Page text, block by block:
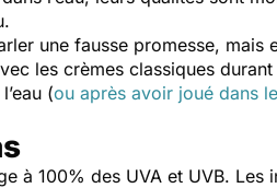
une fausse promesse,
les crèmes classiques
(ou après avoir joué dans
à 100% des UVA et UVB.